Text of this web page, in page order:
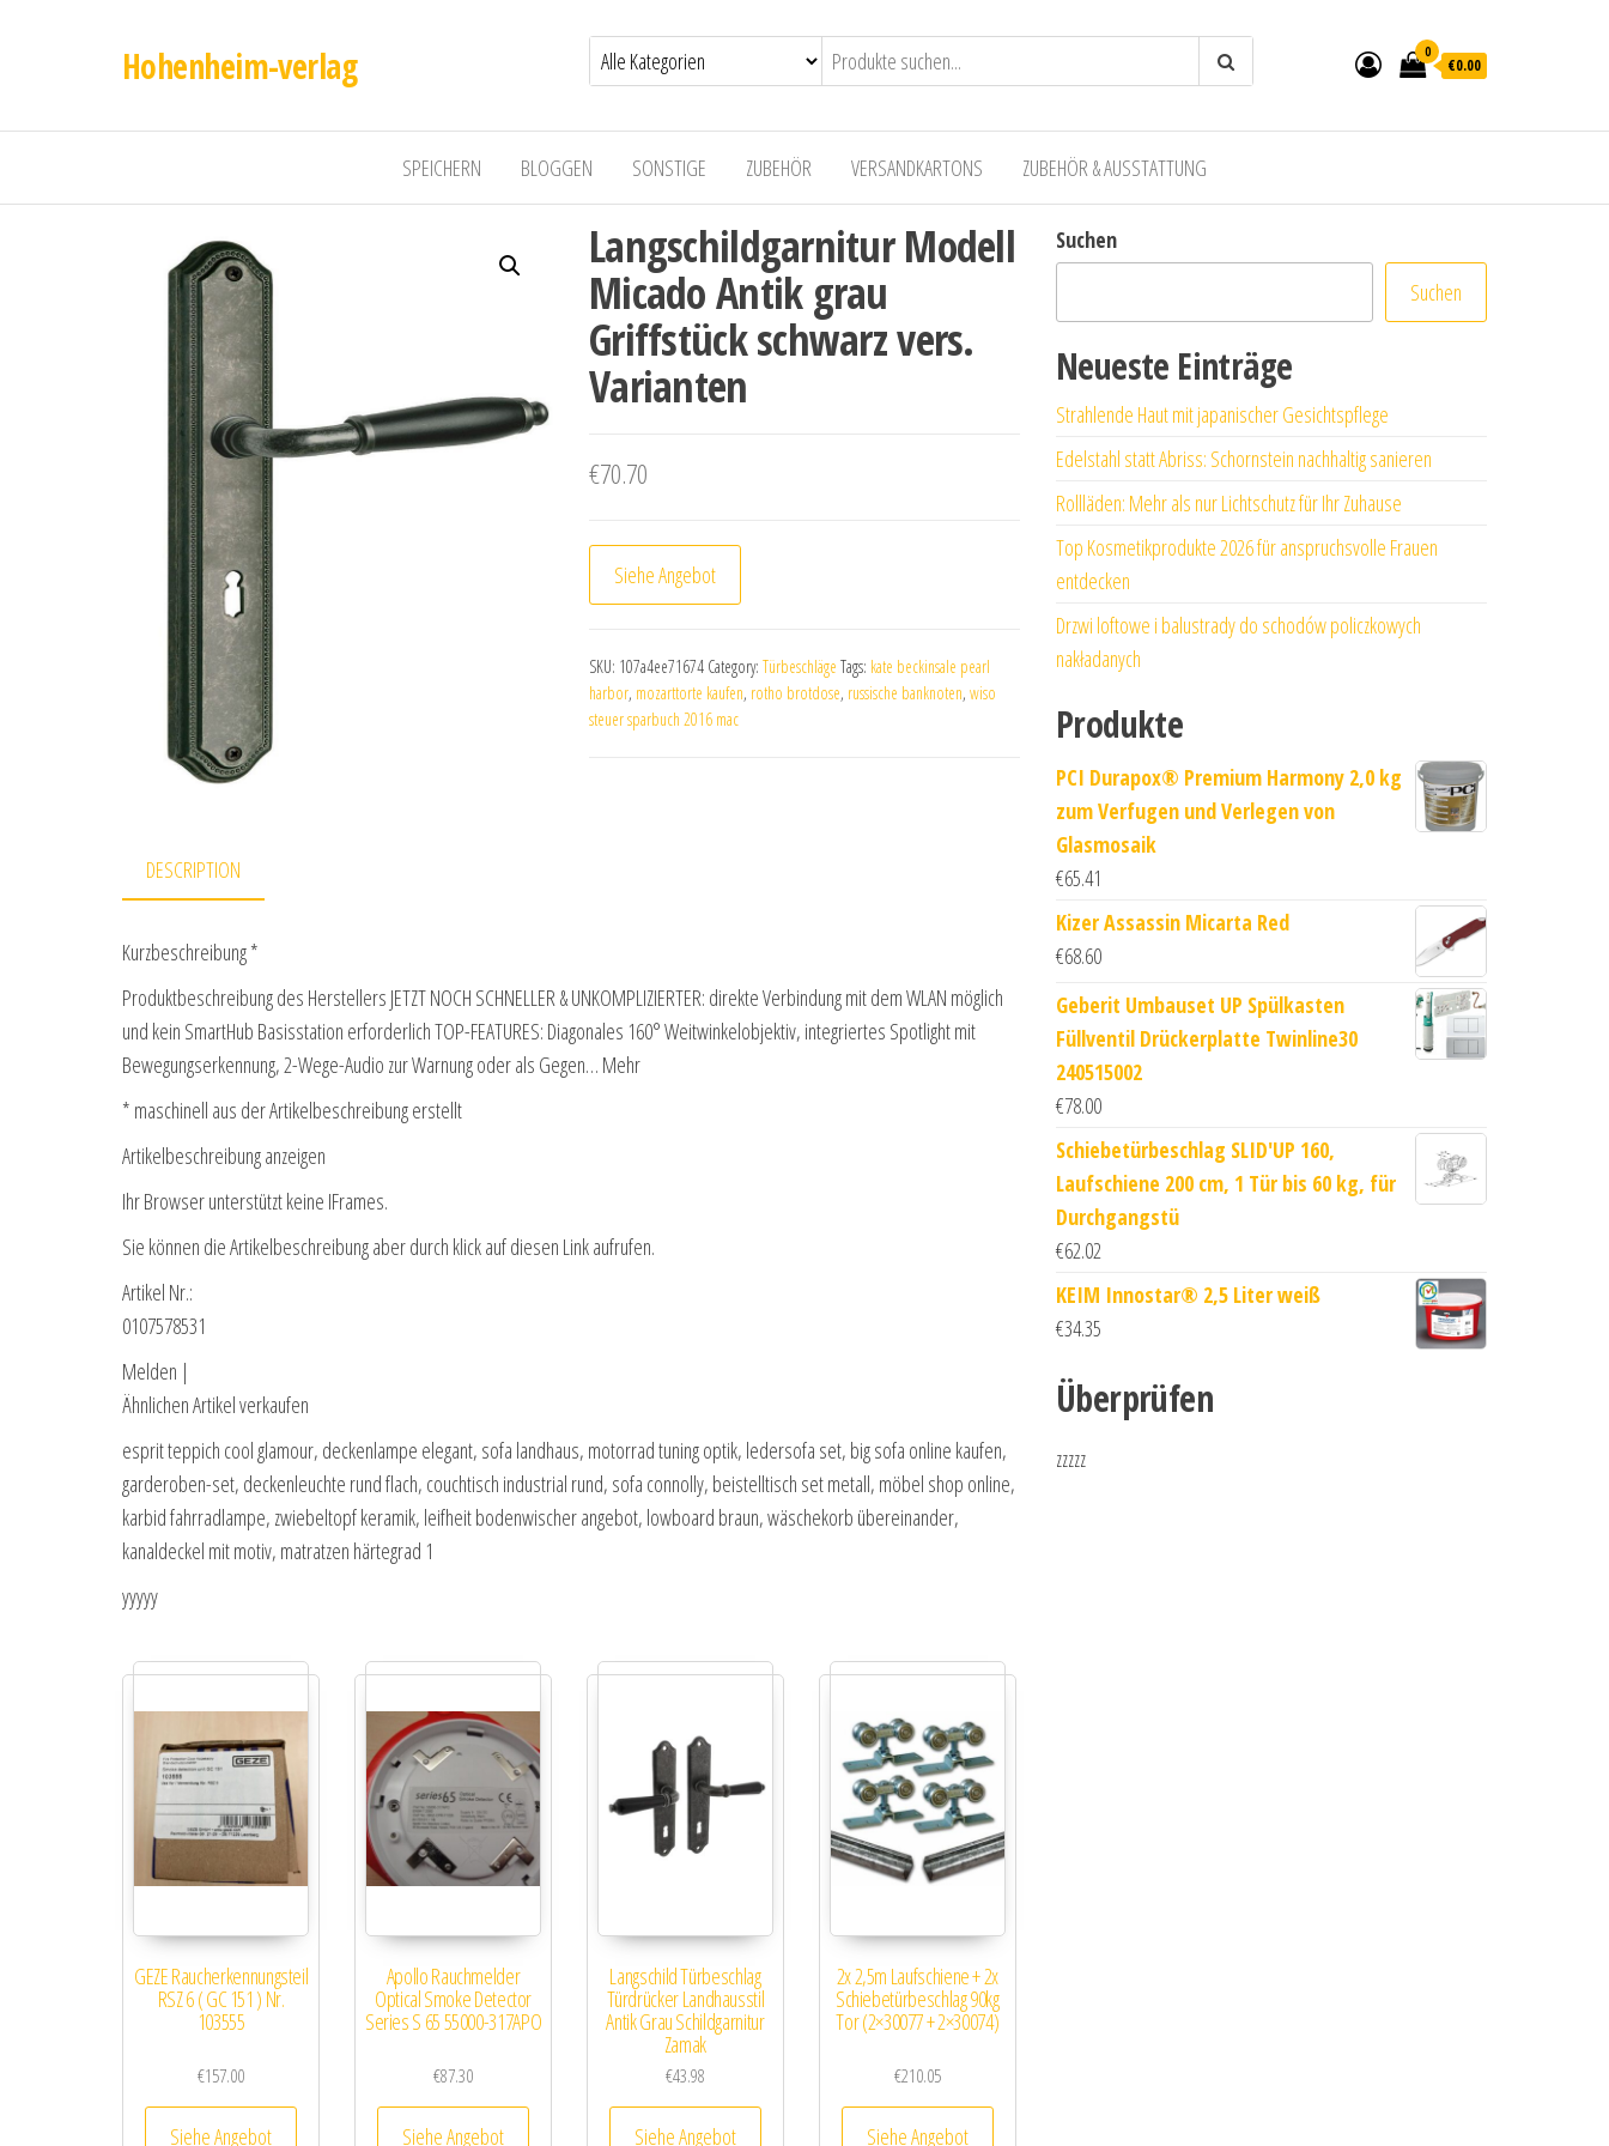
Hohenheim-verlag 0
€0.00
SPEICHERN BLOGGEN SONSTIGE ZUBEHÖR VERSANDKARTONS ZUBEHÖR & AUSSTATTUNG
Langschildgarnitur Modell
Micado Antik grau
Griffstück schwarz vers.
Varianten
€70.70
Siehe Angebot
SKU: 107a4ee71674 Category: Türbeschläge Tags: kate beckinsale pearl
harbor, mozarttorte kaufen, rotho brotdose, russische banknoten, wiso
steuer sparbuch 2016 mac
DESCRIPTION
Kurzbeschreibung *
Produktbeschreibung des Herstellers JETZT NOCH SCHNELLER & UNKOMPLIZIERTER: direkte Verbindung mit dem WLAN möglich
und kein SmartHub Basisstation erforderlich TOP-FEATURES: Diagonales 160° Weitwinkelobjektiv, integriertes Spotlight mit
Bewegungserkennung, 2-Wege-Audio zur Warnung oder als Gegen… Mehr
* maschinell aus der Artikelbeschreibung erstellt
Artikelbeschreibung anzeigen
Ihr Browser unterstützt keine IFrames.
Sie können die Artikelbeschreibung aber durch klick auf diesen Link aufrufen.
Artikel Nr.:
0107578531
Melden |
Ähnlichen Artikel verkaufen
esprit teppich cool glamour, deckenlampe elegant, sofa landhaus, motorrad tuning optik, ledersofa set, big sofa online kaufen,
garderoben-set, deckenleuchte rund flach, couchtisch industrial rund, sofa connolly, beistelltisch set metall, möbel shop online,
karbid fahrradlampe, zwiebeltopf keramik, leifheit bodenwischer angebot, lowboard braun, wäschekorb übereinander,
kanaldeckel mit motiv, matratzen härtegrad 1
yyyyy
GEZE Raucherkennungsteil
RSZ 6 ( GC 151 ) Nr.
103555
€157.00
Siehe Angebot
Apollo Rauchmelder
Optical Smoke Detector
Series S 65 55000-317APO
€87.30
Siehe Angebot
Langschild Türbeschlag
Türdrücker Landhausstil
Antik Grau Schildgarnitur
Zamak
€43.98
Siehe Angebot
2x 2,5m Laufschiene + 2x
Schiebetürbeschlag 90kg
Tor (2×30077 + 2×30074)
€210.05
Siehe Angebot
Suchen
Suchen
Neueste Einträge
Strahlende Haut mit japanischer Gesichtspflege
Edelstahl statt Abriss: Schornstein nachhaltig sanieren
Rollläden: Mehr als nur Lichtschutz für Ihr Zuhause
Top Kosmetikprodukte 2026 für anspruchsvolle Frauen
entdecken
Drzwi loftowe i balustrady do schodów policzkowych
nakładanych
Produkte
PCI Durapox® Premium Harmony 2,0 kg
zum Verfugen und Verlegen von
Glasmosaik
€65.41
Kizer Assassin Micarta Red
€68.60
Geberit Umbauset UP Spülkasten
Füllventil Drückerplatte Twinline30
240515002
€78.00
Schiebetürbeschlag SLID'UP 160,
Laufschiene 200 cm, 1 Tür bis 60 kg, für
Durchgangstü
€62.02
KEIM Innostar® 2,5 Liter weiß
€34.35
Überprüfen
zzzzz